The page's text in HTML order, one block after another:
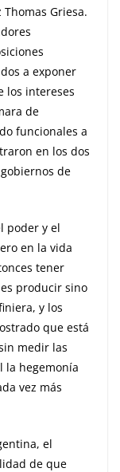
Griesa.
a exponer
los intereses
de
funcionales a
en los dos
de
poder y el
en la vida
tener
producir sino
y los
que está
medir las
la hegemonía
vez más
el
de que